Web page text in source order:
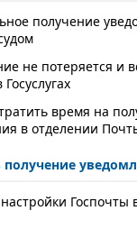
получение
не потеряется и
время на
в отделении
получение
Госпочты